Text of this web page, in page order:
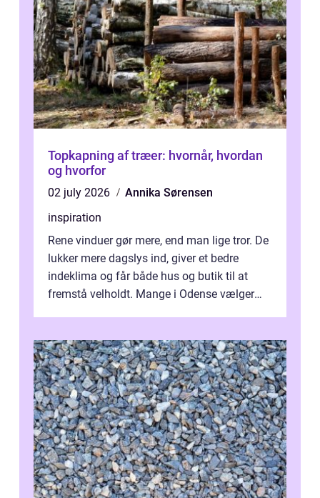
Topkapning af træer: hvornår, hvordan
og hvorfor
02 july 2026
Annika Sørensen
inspiration
Rene vinduer gør mere, end man lige tror. De
lukker mere dagslys ind, giver et bedre
indeklima og får både hus og butik til at
fremstå velholdt. Mange i Odense vælger